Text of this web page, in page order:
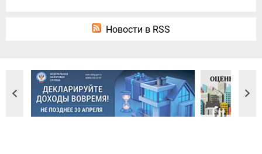
Новости в RSS